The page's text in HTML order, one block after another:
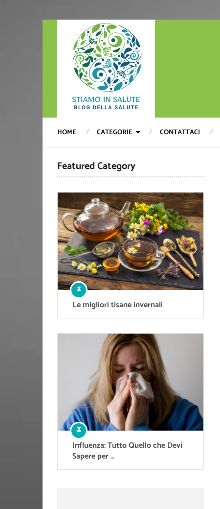
HOME CATEGORIE CONTATTACI
Featured Category
Le migliori tisane invernali
Influenza: Tutto Quello che Devi
Sapere per …